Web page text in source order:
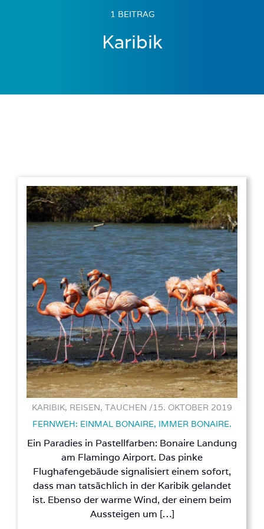
1 BEITRAG
Karibik
KARIBIK, REISEN, TAUCHEN /15. OKTOBER 2019
FERNWEH: EINMAL BONAIRE, IMMER BONAIRE.
Ein Paradies in Pastellfarben: Bonaire Landung
am Flamingo Airport. Das pinke
Flughafengebäude signalisiert einem sofort,
dass man tatsächlich in der Karibik gelandet
ist. Ebenso der warme Wind, der einem beim
Aussteigen um […]